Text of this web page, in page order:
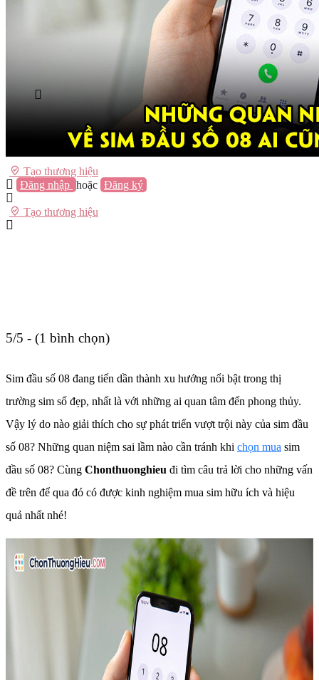
Lifestyle
Giải trí
Thương hiệu
Tạo thương hiệu
Đăng nhập hoặc Đăng ký
Tạo thương hiệu
5/5 - (1 bình chọn)
Sim đầu số 08 đang tiến dần thành xu hướng nổi bật trong thị
trường sim số đẹp, nhất là với những ai quan tâm đến phong thủy.
Vậy lý do nào giải thích cho sự phát triển vượt trội này của sim đầu
số 08? Những quan niệm sai lầm nào cần tránh khi chọn mua sim
đầu số 08? Cùng Chonthuonghieu đi tìm câu trả lời cho những vấn
đề trên để qua đó có được kinh nghiệm mua sim hữu ích và hiệu
quả nhất nhé!